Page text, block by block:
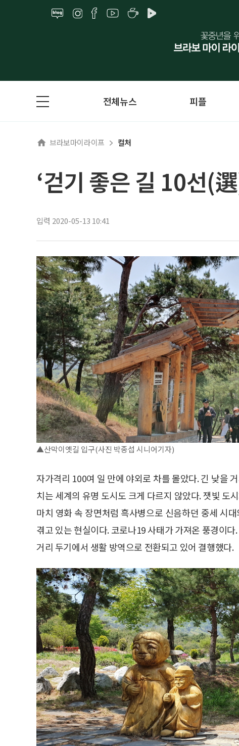
전체뉴스 피플
브라보마이라이프 컬처
‘걷기 좋은 길 10선(
입력 2020-05-13 10:41
▲산막이옛길 입구(사진 박종섭 시니어기자)
자가격리 100여 일 만에 야외로 차를 몰았다. 긴 낮을
치는 세계의 유명 도시도 크게 다르지 않았다. 잿빛 도
마치 영화 속 장면처럼 흑사병으로 신음하던 중세 시
겪고 있는 현실이다. 코로나19 사태가 가져온 풍경이
거리 두기에서 생활 방역으로 전환되고 있어 결행했다.